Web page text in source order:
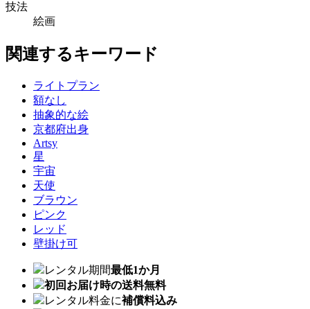
技法
絵画
関連するキーワード
ライトプラン
額なし
抽象的な絵
京都府出身
Artsy
星
宇宙
天使
ブラウン
ピンク
レッド
壁掛け可
レンタル期間最低1か月
初回お届け時の送料無料
レンタル料金に補償料込み